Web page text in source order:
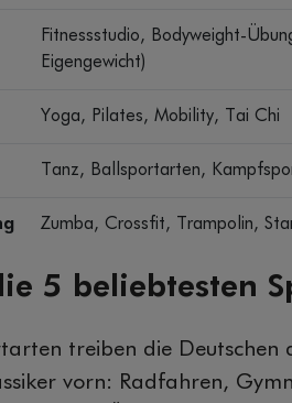
Fitnessstudio, Bodyweight-
Eigengewicht)
Yoga, Pilates, Mobility, Tai Chi
Tanz, Ballsportarten,
Zumba, Crossfit, Trampolin,
5 beliebtesten
treiben die
vorn: Radfahren,